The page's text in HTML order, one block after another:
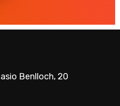
Benlloch, 20